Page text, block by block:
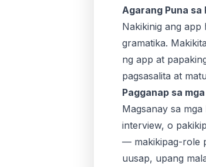
Agarang Puna sa
Nakikinig ang app
gramatika.
ng app at
pagsasalita at
Pagganap sa
Magsanay sa
interview, o
— makikipag-role
uusap, upang